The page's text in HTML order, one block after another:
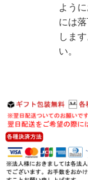
よう
には
しま
い。